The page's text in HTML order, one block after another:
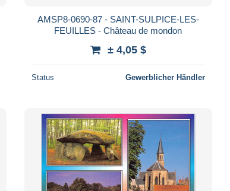
AMSP8-0690-87 - SAINT-SULPICE-LES-
FEUILLES - Château de mondon
± 4,05 $
Status Gewerblicher Händler